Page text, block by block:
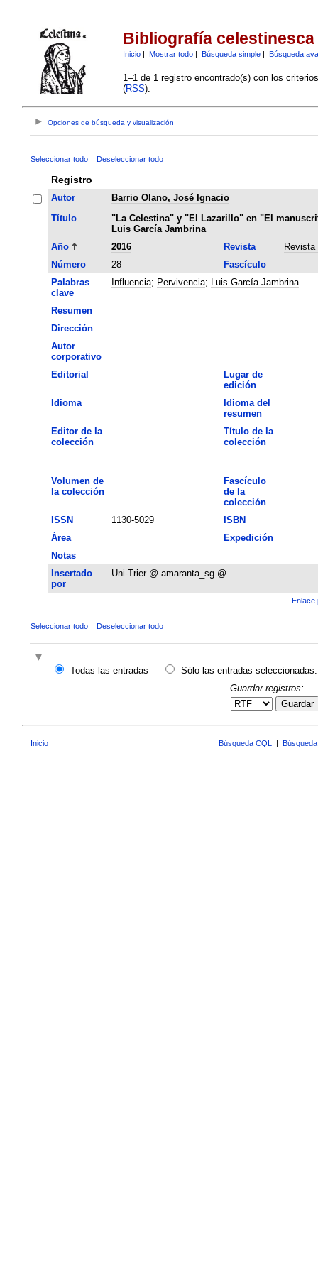
Bibliografía celestinesca
Inicio| Mostrar todo| Búsqueda simple| Búsqueda
1–1 de 1 registro encontrado(s) con los
(RSS):
Opciones de búsqueda y visualización
Seleccionar todo Deseleccionar todo
Registro
Autor
Barrio Olano, José Ignacio
Título
"La Celestina" y "El Lazarillo" en "El
Luis García Jambrina
Año
2016 Revista
Revista
Número
28
Fascículo
Palabras
clave
Influencia; Pervivencia; Luis García Jambrina
Resumen
Dirección
Autor
corporativo
Editorial
Lugar de
edición
Idioma
Idioma del
resumen
Editor de la
colección
Título de la
colección
Volumen de
la colección
Fascículo
de la
colección
ISSN
1130-5029
ISBN
Área
Expedición
Notas
Insertado
por
Uni-Trier @ amaranta_sg @
Enlace
Seleccionar todo Deseleccionar todo
Todas las entradas
Sólo las entradas seleccionadas:
Guardar registros:
Guardar
Inicio Búsqueda CQL